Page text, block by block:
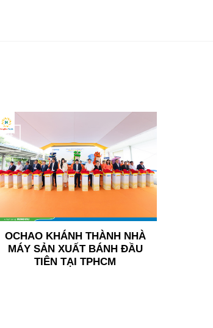
OCHAO KHÁNH THÀNH NHÀ
MÁY SẢN XUẤT BÁNH ĐẦU
TIÊN TẠI TPHCM
24
Jun